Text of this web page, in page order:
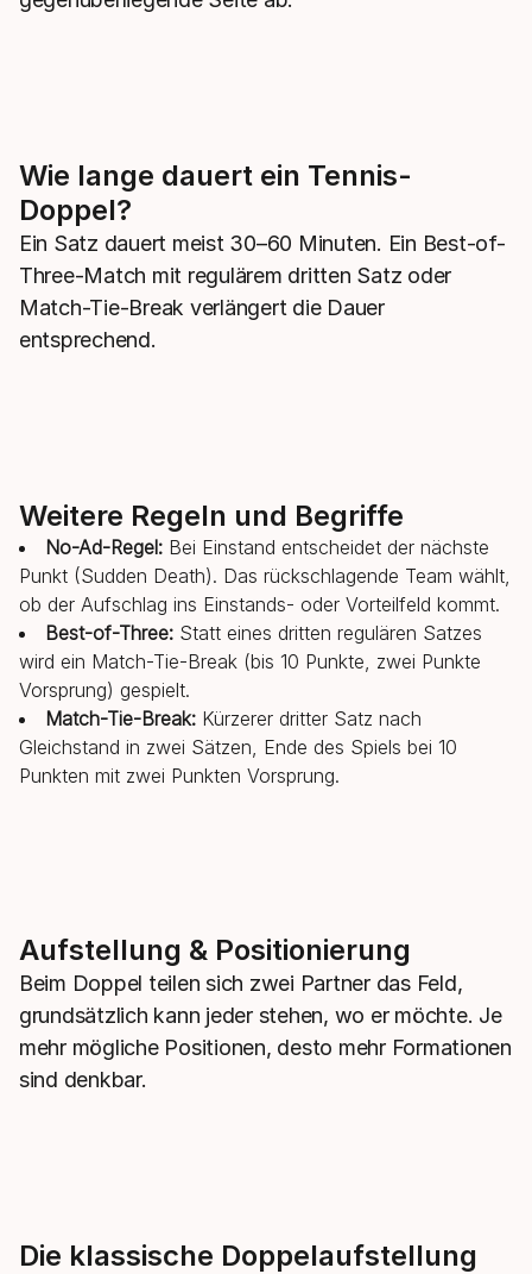
Wie lange dauert ein Tennis-
Doppel?
Ein Satz dauert meist 30–60 Minuten. Ein Best-of-
Three-Match mit regulärem dritten Satz oder
Match-Tie-Break verlängert die Dauer
entsprechend.
Weitere Regeln und Begriffe
No-Ad-Regel: Bei Einstand entscheidet der nächste
Punkt (Sudden Death). Das rückschlagende Team wählt,
ob der Aufschlag ins Einstands- oder Vorteilfeld kommt.
Best-of-Three: Statt eines dritten regulären Satzes
wird ein Match-Tie-Break (bis 10 Punkte, zwei Punkte
Vorsprung) gespielt.
Match-Tie-Break: Kürzerer dritter Satz nach
Gleichstand in zwei Sätzen, Ende des Spiels bei 10
Punkten mit zwei Punkten Vorsprung.
Aufstellung & Positionierung
Beim Doppel teilen sich zwei Partner das Feld,
grundsätzlich kann jeder stehen, wo er möchte. Je
mehr mögliche Positionen, desto mehr Formationen
sind denkbar.
Die klassische Doppelaufstellung